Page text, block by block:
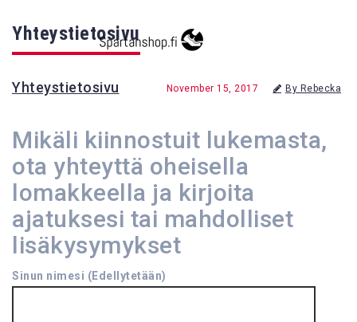
Yhteystietosivu
Yhteystietosivu November 15, 2017 By Rebecka
Mikäli kiinnostuit lukemasta,
ota yhteyttä oheisella
lomakkeella ja kirjoita
ajatuksesi tai mahdolliset
lisäkysymykset
Sinun nimesi (Edellytetään)